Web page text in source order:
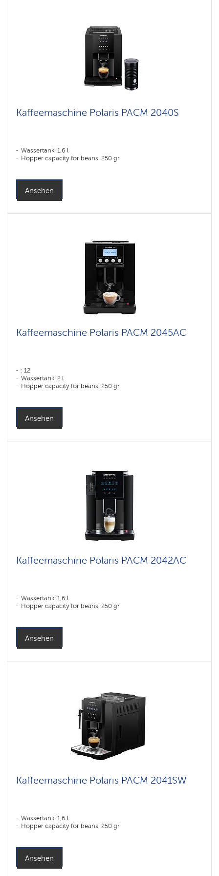
Kaffeemaschine Polaris PACM 2040S
Wassertank: 1,6 l
Hopper capacity for beans: 250 gr
Ansehen
Kaffeemaschine Polaris PACM 2045AC
: 12
Wassertank: 2 l
Hopper capacity for beans: 250 gr
Ansehen
Kaffeemaschine Polaris PACM 2042AC
Wassertank: 1,6 l
Hopper capacity for beans: 250 gr
Ansehen
Kaffeemaschine Polaris PACM 2041SW
Wassertank: 1,6 l
Hopper capacity for beans: 250 gr
Ansehen